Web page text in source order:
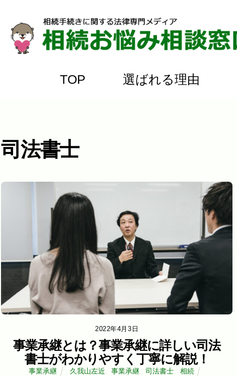
TOP 選ばれる理由
司法書士
2022年4月3日
事業承継とは？事業承継に詳しい司法
書士がわかりやすく丁寧に解説！
事業承継 久我山左近 事業承継 司法書士 相続